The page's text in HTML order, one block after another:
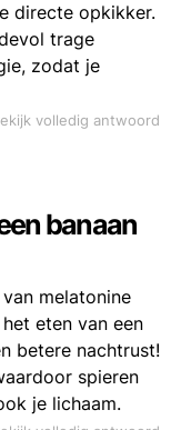
directe opkikker.
trage
zodat je
volledig antwoord
banaan
melatonine
eten van een
betere nachtrust!
spieren
je lichaam.